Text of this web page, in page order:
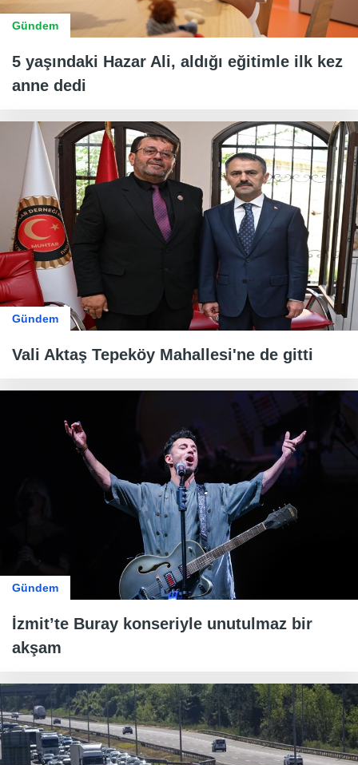
Gündem
5 yaşındaki Hazar Ali, aldığı eğitimle ilk kez
anne dedi
Gündem
Vali Aktaş Tepeköy Mahallesi'ne de gitti
Gündem
İzmit’te Buray konseriyle unutulmaz bir
akşam